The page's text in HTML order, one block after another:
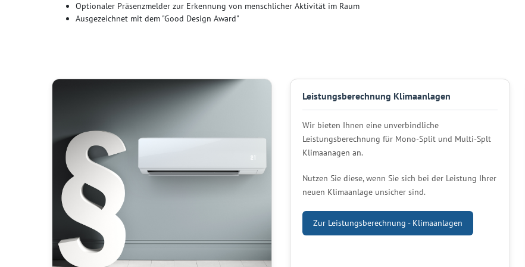
Optionaler Präsenzmelder zur Erkennung von menschlicher Aktivität im Raum
Ausgezeichnet mit dem "Good Design Award"
Leistungsberechnung Klimaanlagen
Wir bieten Ihnen eine unverbindliche
Leistungsberechnung für Mono-Split und Multi-Splt
Klimaanagen an.
Nutzen Sie diese, wenn Sie sich bei der Leistung Ihrer
neuen Klimaanlage unsicher sind.
Zur Leistungsberechnung - Klimaanlagen